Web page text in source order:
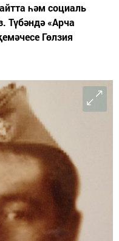
һәм социаль
Түбәндә «Арча
Гөлзия